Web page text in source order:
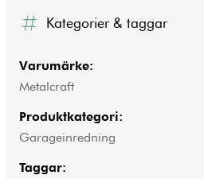
Kategorier & taggar
Varumärke:
Metalcraft
Produktkategori:
Garageinredning
Taggar: